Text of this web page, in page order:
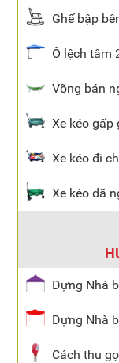
Ghế bập
Ô lệch tâm
Võng bán
Xe kéo gấp
Xe kéo đi
Xe kéo dã
Dựng Nhà
Dựng Nhà
Cách thu